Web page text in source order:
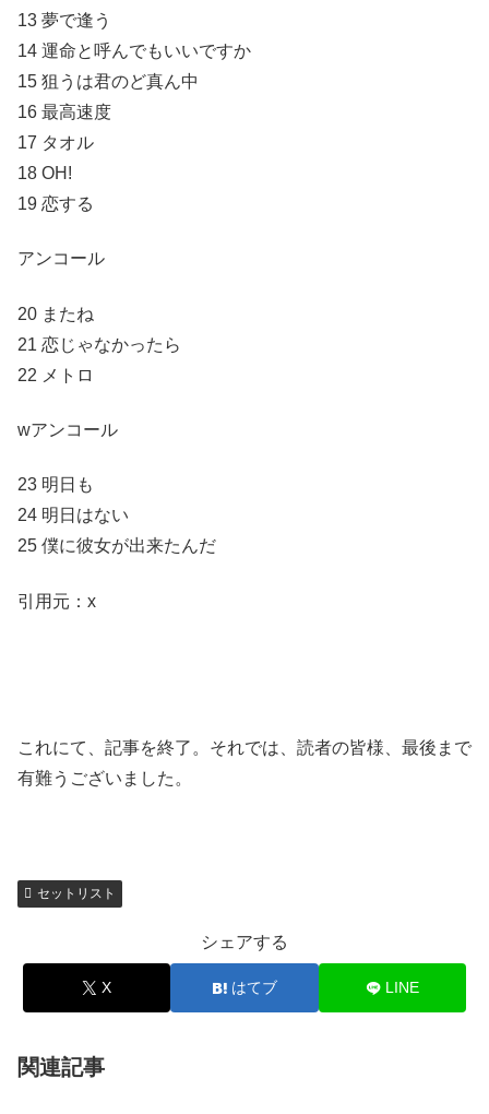
13 夢で逢う
14 運命と呼んでもいいですか
15 狙うは君のど真ん中
16 最高速度
17 タオル
18 OH!
19 恋する
アンコール
20 またね
21 恋じゃなかったら
22 メトロ
wアンコール
23 明日も
24 明日はない
25 僕に彼女が出来たんだ
引用元：x
これにて、記事を終了。それでは、読者の皆様、最後まで
有難うございました。
セットリスト
シェアする
X はてブ LINE
関連記事